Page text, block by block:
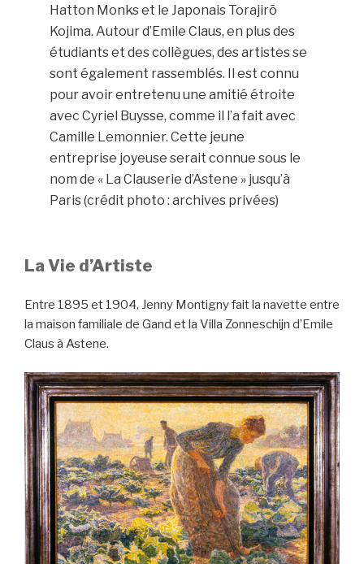
Hatton Monks et le Japonais Torajirō
Kojima. Autour d’Emile Claus, en plus des
étudiants et des collègues, des artistes se
sont également rassemblés. Il est connu
pour avoir entretenu une amitié étroite
avec Cyriel Buysse, comme il l’a fait avec
Camille Lemonnier. Cette jeune
entreprise joyeuse serait connue sous le
nom de « La Clauserie d’Astene » jusqu’à
Paris (crédit photo : archives privées)
La Vie d’Artiste
Entre 1895 et 1904, Jenny Montigny fait la navette entre
la maison familiale de Gand et la Villa Zonneschijn d’Emile
Claus à Astene.